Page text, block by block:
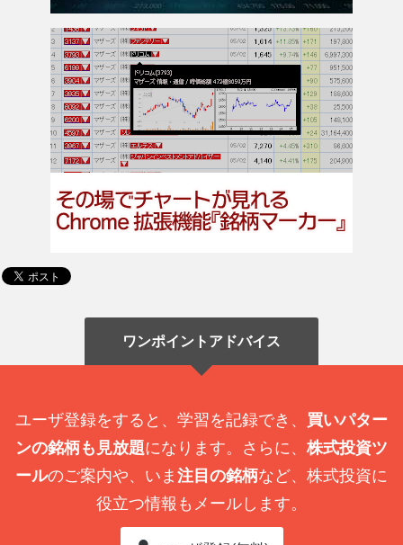
ワンポイントアドバイス
ユーザ登録をすると、学習を記録でき、 買いパター
ンの銘柄も見放題になります。さらに、 株式投資ツ
ールのご案内や、いま 注目の銘柄など、株式投資に
役立つ情報もメールします。